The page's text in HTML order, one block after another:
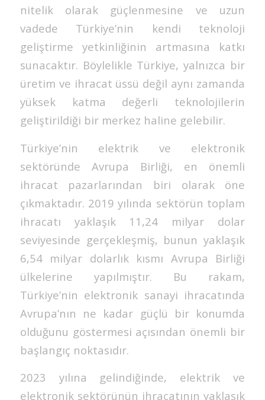
nitelik olarak güçlenmesine ve uzun
vadede Türkiye’nin kendi teknoloji
geliştirme yetkinliğinin artmasına katkı
sunacaktır. Böylelikle Türkiye, yalnızca bir
üretim ve ihracat üssü değil aynı zamanda
yüksek katma değerli teknolojilerin
geliştirildiği bir merkez haline gelebilir.
Türkiye’nin elektrik ve elektronik
sektöründe Avrupa Birliği, en önemli
ihracat pazarlarından biri olarak öne
çıkmaktadır. 2019 yılında sektörün toplam
ihracatı yaklaşık 11,24 milyar dolar
seviyesinde gerçekleşmiş, bunun yaklaşık
6,54 milyar dolarlık kısmı Avrupa Birliği
ülkelerine yapılmıştır. Bu rakam,
Türkiye’nin elektronik sanayi ihracatında
Avrupa’nın ne kadar güçlü bir konumda
olduğunu göstermesi açısından önemli bir
başlangıç noktasıdır.
2023 yılına gelindiğinde, elektrik ve
elektronik sektörünün ihracatının yaklaşık